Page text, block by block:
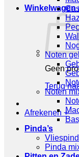
Winkelwagen
Geen
Terug
Afrekenen +
Noten
Noten
Pinda’s
Pinda